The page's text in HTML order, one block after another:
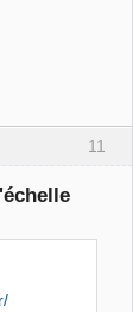
11